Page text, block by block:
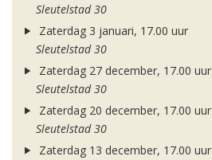
Sleutelstad 30
Zaterdag 3 januari, 17.00 uur
Sleutelstad 30
Zaterdag 27 december, 17.00 uur
Sleutelstad 30
Zaterdag 20 december, 17.00 uur
Sleutelstad 30
Zaterdag 13 december, 17.00 uur